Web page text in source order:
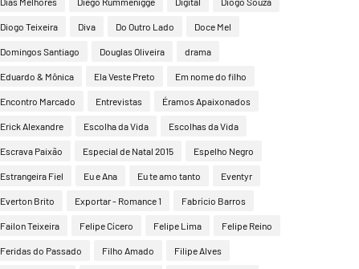
Diogo Teixeira Diva Do Outro Lado Doce Mel
Domingos Santiago Douglas Oliveira drama
Eduardo & Mônica Ela Veste Preto Em nome do filho
Encontro Marcado Entrevistas Éramos Apaixonados
Erick Alexandre Escolha da Vida Escolhas da Vida
Escrava Paixão Especial de Natal 2015 Espelho Negro
Estrangeira Fiel Eu e Ana Eu te amo tanto Eventyr
Everton Brito Exportar - Romance 1 Fabrício Barros
Failon Teixeira Felipe Cícero Felipe Lima Felipe Reino
Feridas do Passado Filho Amado Filipe Alves